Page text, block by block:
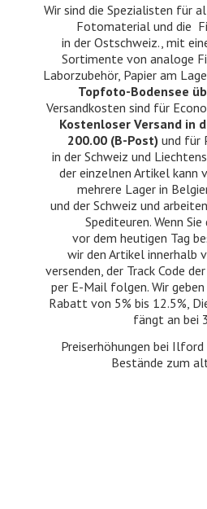
Wir sind die Spezialisten für
Fotomaterial und die
in der Ostschweiz., mit
Sortimente von analoge
Laborzubehör, Papier am
Topfoto-Bodensee
Versandkosten sind für
Kostenloser Versand in
200.00 (B-Post) und für
in der Schweiz und
der einzelnen Artikel kann
mehrere Lager in
und der Schweiz und
Spediteuren. Wenn
vor dem heutigen Tag
wir den Artikel innerhalb
versenden, der Track Code
per E-Mail folgen. Wir geben
Rabatt von 5% bis 12.5%,
fängt an bei
Preiserhöhungen bei
Bestände zum